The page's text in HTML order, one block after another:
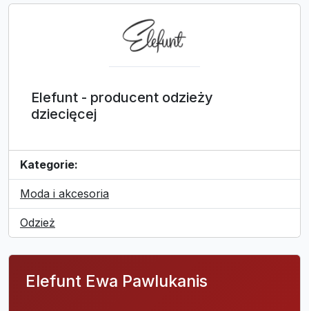
Elefunt - producent odzieży
dziecięcej
Kategorie:
Moda i akcesoria
Odzież
Elefunt Ewa Pawlukanis